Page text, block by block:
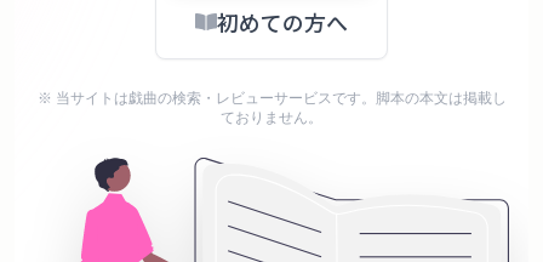
示
初めての方へ
※ 当サイトは戯曲の検索・レビューサービスです。脚本の本文は掲載し
ておりません。